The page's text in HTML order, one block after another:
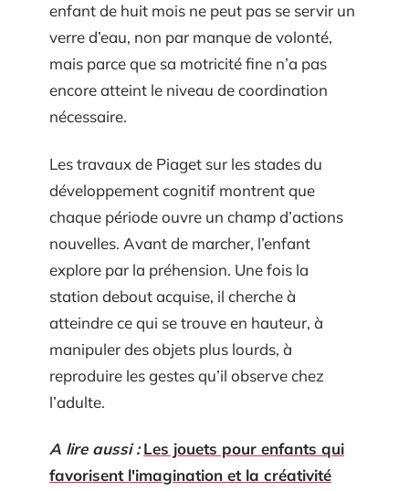
enfant de huit mois ne peut pas se servir un
verre d’eau, non par manque de volonté,
mais parce que sa motricité fine n’a pas
encore atteint le niveau de coordination
nécessaire.
Les travaux de Piaget sur les stades du
développement cognitif montrent que
chaque période ouvre un champ d’actions
nouvelles. Avant de marcher, l’enfant
explore par la préhension. Une fois la
station debout acquise, il cherche à
atteindre ce qui se trouve en hauteur, à
manipuler des objets plus lourds, à
reproduire les gestes qu’il observe chez
l’adulte.
A lire aussi : Les jouets pour enfants qui
favorisent l'imagination et la créativité